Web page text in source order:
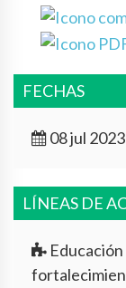
FECHAS
08 jul
LÍNEAS DE